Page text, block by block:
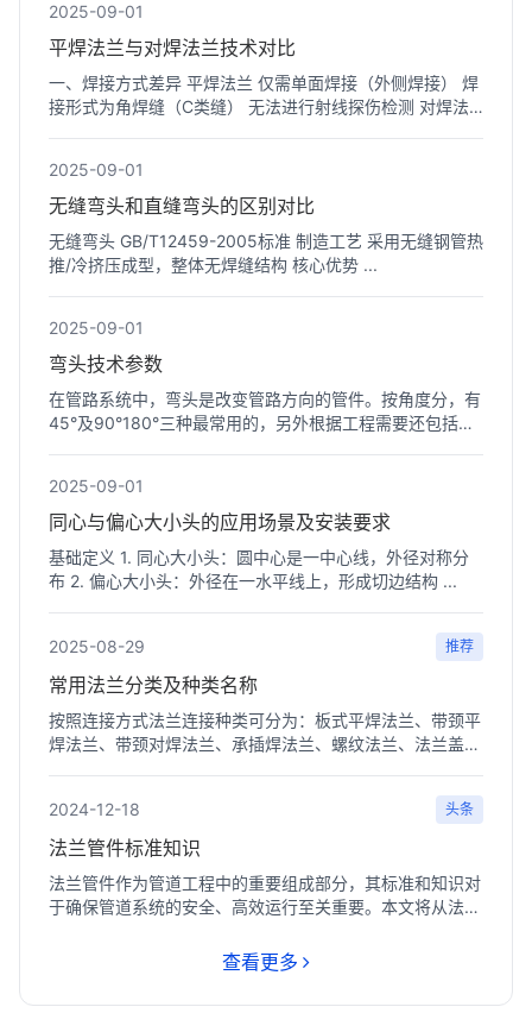
2025-09-01
平焊法兰与对焊法兰技术对比
一、焊接方式差异 平焊法兰 仅需单面焊接（外侧焊接） 焊
接形式为角焊缝（C类缝） 无法进行射线探伤检测 对焊法
2025-09-01
无缝弯头和直缝弯头的区别对比
无缝弯头 GB/T12459-2005标准 制造工艺 采用无缝钢管热
推/冷挤压成型，整体无焊缝结构 核心优势 ...
2025-09-01
弯头技术参数
在管路系统中，弯头是改变管路方向的管件。按角度分，有
45°及90°180°三种最常用的，另外根据工程需要还包括
2025-09-01
同心与偏心大小头的应用场景及安装要求
基础定义 1. 同心大小头：圆中心是一中心线，外径对称分
布 2. 偏心大小头：外径在一水平线上，形成切边结构 ...
2025-08-29 推荐
常用法兰分类及种类名称
按照连接方式法兰连接种类可分为：板式平焊法兰、带颈平
焊法兰、带颈对焊法兰、承插焊法兰、螺纹法兰、法兰盖、
2024-12-18 头条
法兰管件标准知识
法兰管件作为管道工程中的重要组成部分，其标准和知识对
于确保管道系统的安全、高效运行至关重要。本文将从法兰
查看更多